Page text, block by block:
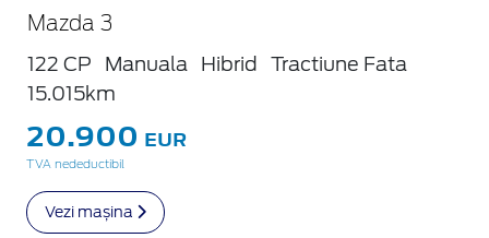
Mazda 3
122 CP Manuala Hibrid
Tractiune Fata
15.015km
20.900 EUR
TVA nedeductibil
Vezi mașina